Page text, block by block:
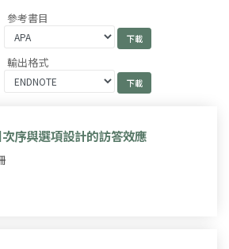
參考書目
輸出格式
序與選項設計的訪答效應